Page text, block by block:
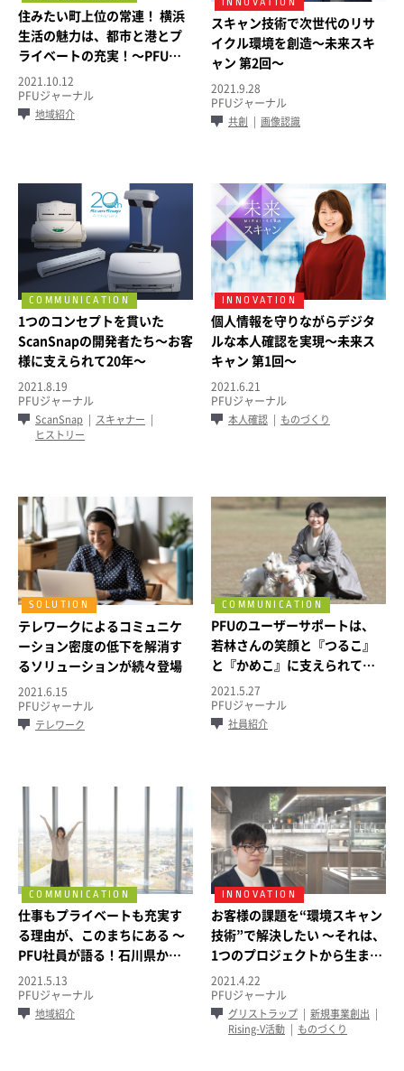
住みたい町上位の常連！ 横浜
生活の魅力は、都市と港とプ
ライベートの充実！～PFU社
員が語る！横浜市の魅力～
2021.10.12
PFUジャーナル
地域紹介
スキャン技術で次世代のリサ
イクル環境を創造～未来スキ
ャン 第2回～
2021.9.28
PFUジャーナル
共創 画像認識
1つのコンセプトを貫いた
ScanSnapの開発者たち～お客
様に支えられて20年～
2021.8.19
PFUジャーナル
ScanSnap
スキャナー
ヒストリー
個人情報を守りながらデジタ
ルな本人確認を実現～未来ス
キャン 第1回～
2021.6.21
PFUジャーナル
本人確認 ものづくり
テレワークによるコミュニケ
ーション密度の低下を解消す
るソリューションが続々登場
2021.6.15
PFUジャーナル
テレワーク
PFUのユーザーサポートは、
若林さんの笑顔と『つるこ』
と『かめこ』に支えられてい
る
2021.5.27
PFUジャーナル
社員紹介
仕事もプライベートも充実す
る理由が、このまちにある ～
PFU社員が語る！石川県かほ
く市の魅力～
2021.5.13
PFUジャーナル
地域紹介
お客様の課題を“環境スキャン
技術”で解決したい ～それは、
1つのプロジェクトから生まれ
た～
2021.4.22
PFUジャーナル
グリストラップ
新規事業創出
Rising-V活動
ものづくり